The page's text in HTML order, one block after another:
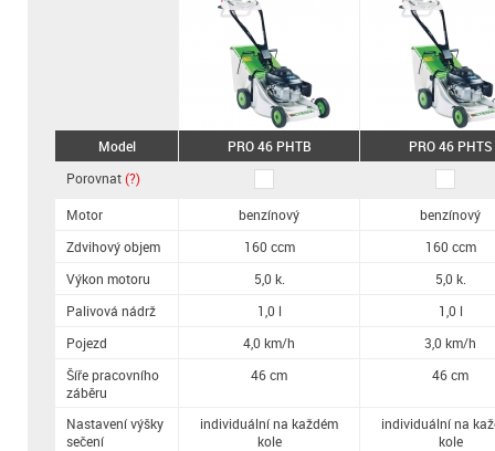
Model
Porovnat(?)
Motor
Zdvihový objem
Výkon motoru
Palivová nádrž
Pojezd
Šíře pracovního
záběru
Nastavení výšky
sečení
PRO 46 PHTB PRO 46 PHTS
benzínový
benzínový
160 ccm
160 ccm
5,0 k.
5,0 k.
1,0 l
1,0 l
4,0 km/h
3,0 km/h
46 cm
46 cm
individuální na každém
kole
individuální na
kole